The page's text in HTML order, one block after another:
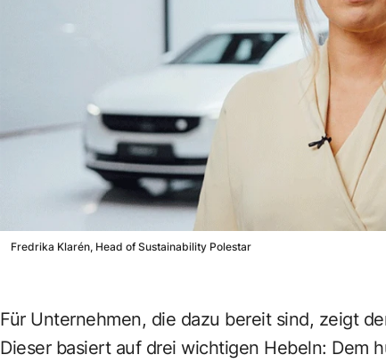
Fredrika Klarén, Head of Sustainability Polestar
Für Unternehmen, die dazu bereit sind, zeigt
Dieser basiert auf drei wichtigen Hebeln: Dem